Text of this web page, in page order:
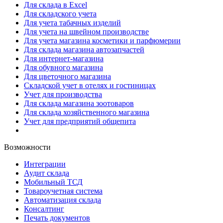
Для склада в Excel
Для складского учета
Для учета табачных изделий
Для учета на швейном производстве
Для учета магазина косметики и парфюмерии
Для склада магазина автозапчастей
Для интернет-магазина
Для обувного магазина
Для цветочного магазина
Складской учет в отелях и гостиницах
Учет для производства
Для склада магазина зоотоваров
Для склада хозяйственного магазина
Учет для предприятий общепита
Возможности
Интеграции
Аудит склада
Мобильный ТСД
Товароучетная система
Автоматизация склада
Консалтинг
Печать документов